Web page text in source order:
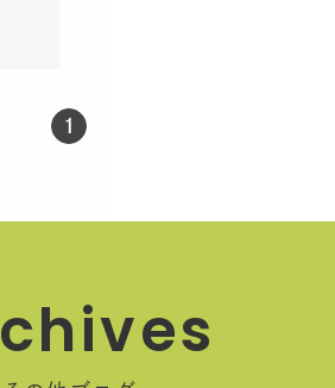
1
ch ives